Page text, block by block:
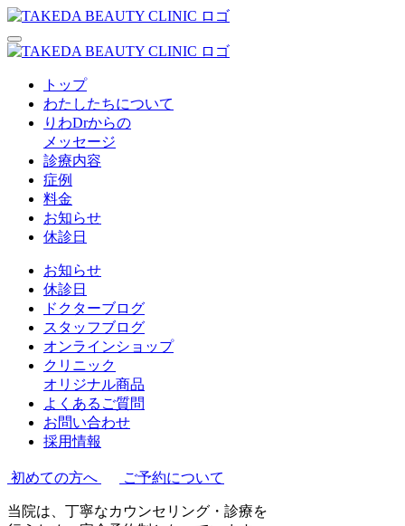
トップ
わたしたちについて
りわDrからの
メッセージ
診療内容
症例
料金
お知らせ
休診日
お知らせ
休診日
ドクターブログ
スタッフブログ
オンラインショップ
クリニック
オリジナル商品
よくあるご質問
お問い合わせ
採用情報
初めての方へ ご予約について
当院は、丁寧なカウンセリング・診療を